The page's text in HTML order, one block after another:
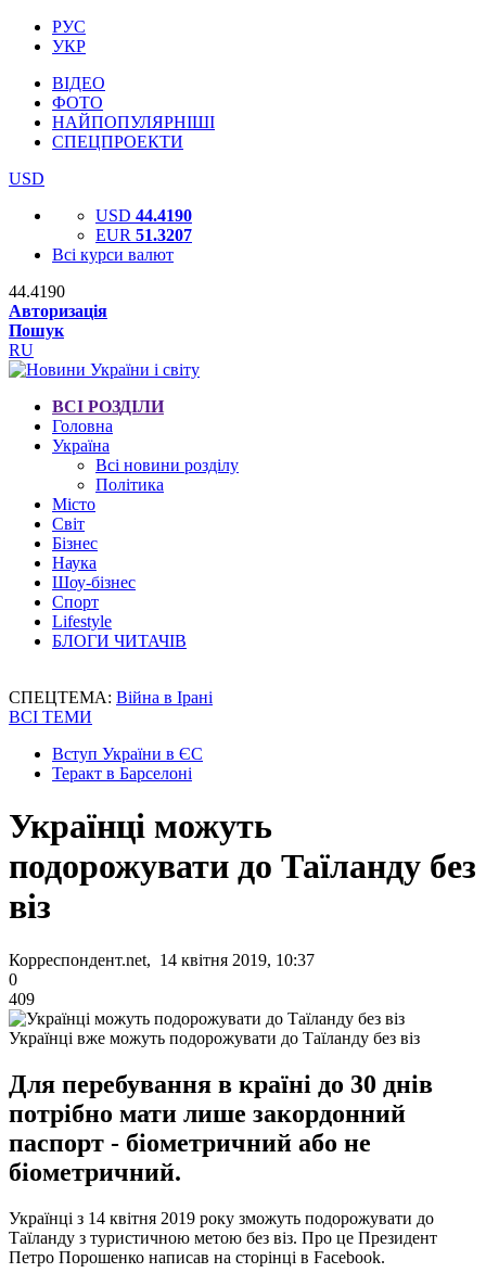
РУС
УКР
ВІДЕО
ФОТО
НАЙПОПУЛЯРНІШІ
СПЕЦПРОЕКТИ
USD
USD 44.4190
EUR 51.3207
Всі курси валют
44.4190
Авторизація
Пошук
RU
ВСІ РОЗДІЛИ
Головна
Україна
Всі новини розділу
Політика
Місто
Світ
Бізнес
Наука
Шоу-бізнес
Спорт
Lifestyle
БЛОГИ ЧИТАЧІВ
СПЕЦТЕМА: Війна в Ірані
ВСІ ТЕМИ
Вступ України в ЄС
Теракт в Барселоні
Українці можуть
подорожувати до Таїланду без
віз
Корреспондент.net, 14 квітня 2019, 10:37
0
409
Українці вже можуть подорожувати до Таїланду без віз
Для перебування в країні до 30 днів
потрібно мати лише закордонний
паспорт - біометричний або не
біометричний.
Українці з 14 квітня 2019 року зможуть подорожувати до
Таїланду з туристичною метою без віз. Про це Президент
Петро Порошенко написав на сторінці в Facebook.